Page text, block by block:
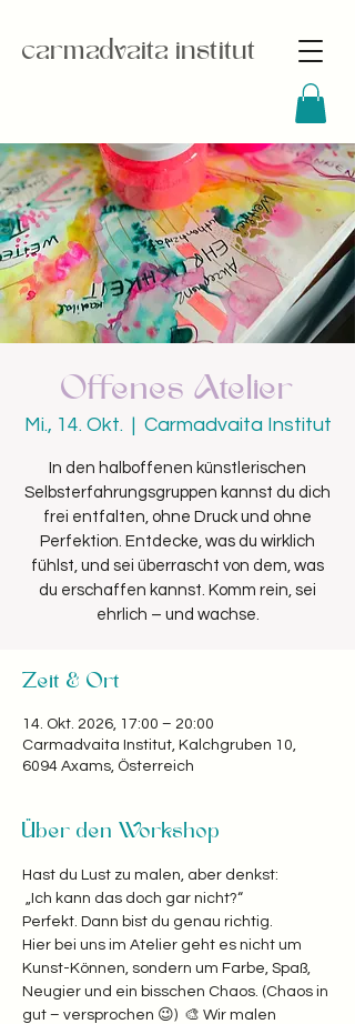
carmadvaita institut
Offenes Atelier
Mi., 14. Okt.
  |
Carmadvaita Institut
In den halboffenen künstlerischen
Selbsterfahrungsgruppen kannst du dich
frei entfalten, ohne Druck und ohne
Perfektion. Entdecke, was du wirklich
fühlst, und sei überrascht von dem, was
du erschaffen kannst. Komm rein, sei
Zeit & Ort
14. Okt. 2026, 17:00 – 20:00
Carmadvaita Institut, Kalchgruben 10,
6094 Axams, Österreich
Über den Workshop
Hast du Lust zu malen, aber denkst:
„Ich kann das doch gar nicht?“
Perfekt. Dann bist du genau richtig.
Hier bei uns im Atelier geht es nicht um
Kunst-Können, sondern um Farbe, Spaß,
Neugier und ein bisschen Chaos. (Chaos in
gut – versprochen 😉)  🎨 Wir malen